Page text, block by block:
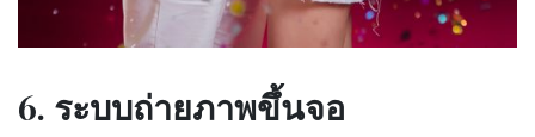
6. ระบบถ่ายภาพขึ้นจอ